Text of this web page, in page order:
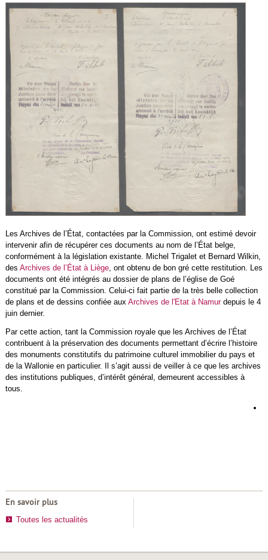
Les Archives de l’État, contactées par la Commission, ont estimé devoir
intervenir afin de récupérer ces documents au nom de l’État belge,
conformément à la législation existante. Michel Trigalet et Bernard Wilkin,
des Archives de l’État à Liège, ont obtenu de bon gré cette restitution. Les
documents ont été intégrés au dossier de plans de l’église de Goé
constitué par la Commission. Celui-ci fait partie de la très belle collection
de plans et de dessins confiée aux Archives de l'Etat à Namurdepuis le 4
juin dernier.
Par cette action, tant la Commission royale que les Archives de l’État
contribuent à la préservation des documents permettant d’écrire l’histoire
des monuments constitutifs du patrimoine culturel immobilier du pays et
de la Wallonie en particulier. Il s’agit aussi de veiller à ce que les archives
des institutions publiques, d’intérêt général, demeurent accessibles à
tous.
En savoir plus
Toutes les actualités